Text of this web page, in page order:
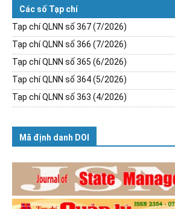
Các số Tạp chí
Tạp chí QLNN số 367 (7/2026)
Tạp chí QLNN số 366 (7/2026)
Tạp chí QLNN số 365 (6/2026)
Tạp chí QLNN số 364 (5/2026)
Tạp chí QLNN số 363 (4/2026)
Mã định danh DOI